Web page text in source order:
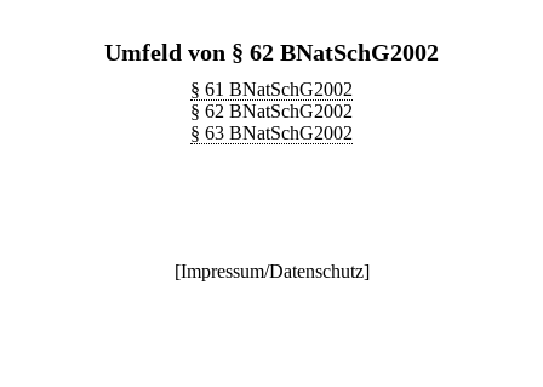
Umfeld von § 62 BNatSchG2002
§ 61 BNatSchG2002
§ 62 BNatSchG2002
§ 63 BNatSchG2002
[Impressum/Datenschutz]